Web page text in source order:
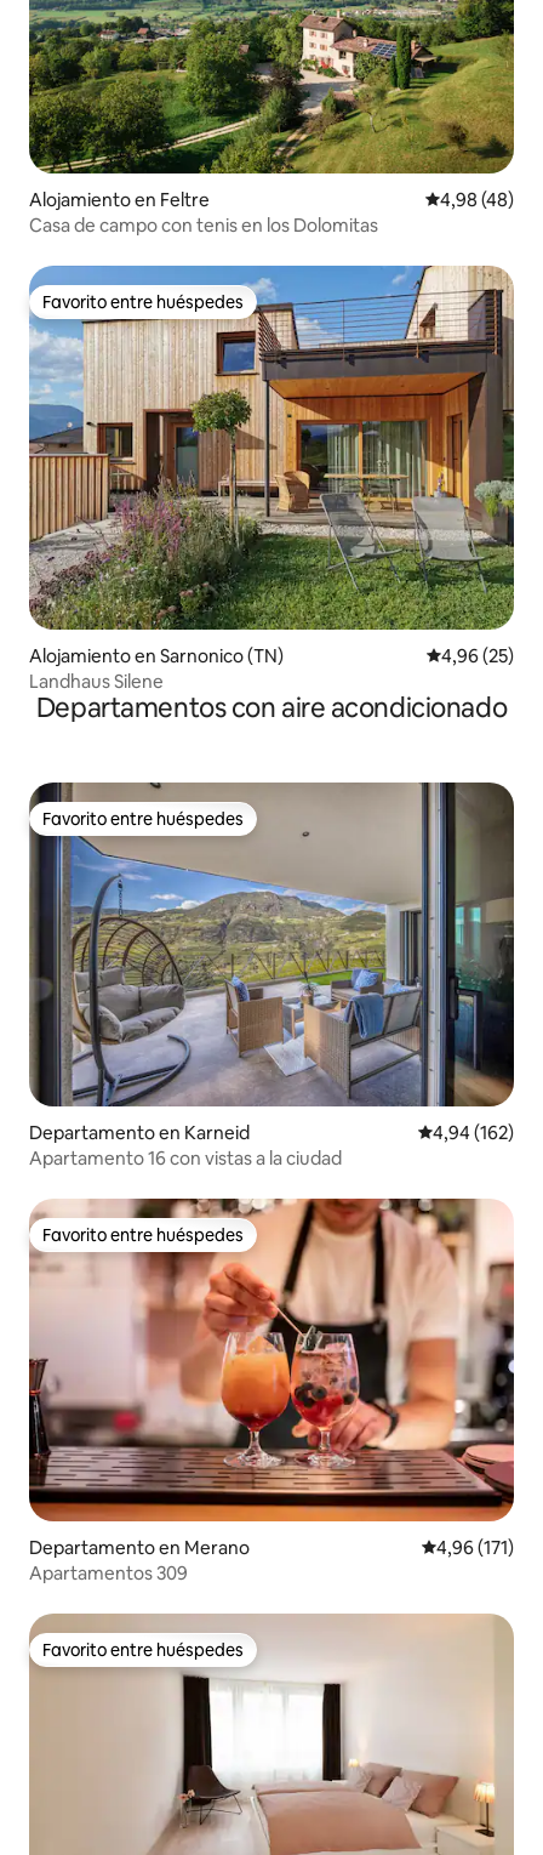
Alojamiento en Feltre Calificación
4,98 (48)
Casa de campo con tenis en los Dolomitas
Favorito entre huéspedes
Favorito entre huéspedes
Alojamiento en Sarnonico (TN) Calificación
4,96 (25)
Landhaus Silene
Departamentos con aire acondicionado
Favorito entre huéspedes
Favorito entre huéspedes
Departamento en Karneid Calificación
4,94 (162)
Apartamento 16 con vistas a la ciudad
Favorito entre huéspedes
Favorito entre huéspedes
Departamento en Merano Calificación
4,96 (171)
Apartamentos 309
Favorito entre huéspedes
Favorito entre huéspedes